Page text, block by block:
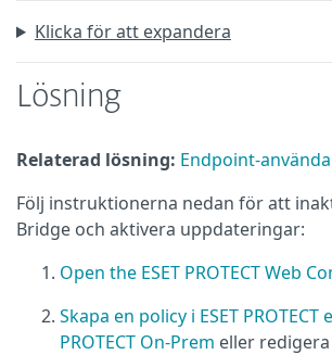
Klicka för att expandera
Lösning
Relaterad lösning: Endpoint-
Följ instruktionerna nedan för att
Bridge och aktivera uppdateringar:
Open the ESET PROTECT Web
Skapa en policy i ESET PROTECT
PROTECT On-Prem eller